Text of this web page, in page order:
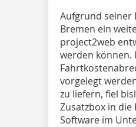
Aufgrund seiner
Bremen ein
project2web
werden können.
vorgelegt
zu liefern, fiel
Zusatzbox in
Software im